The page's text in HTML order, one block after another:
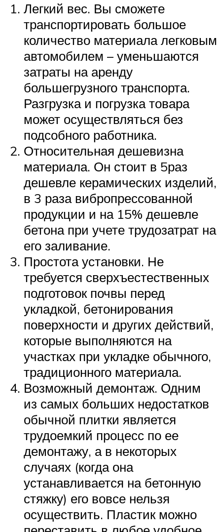
Легкий вес. Вы сможете
транспортировать большое
количество материала легковым
автомобилем – уменьшаются
затраты на аренду
большегрузного транспорта.
Разгрузка и погрузка товара
может осуществляться без
подсобного работника.
Относительная дешевизна
материала. Он стоит в 5раз
дешевле керамических изделий,
в 3 раза вибропрессованной
продукции и на 15% дешевле
бетона при учете трудозатрат на
его заливание.
Простота установки. Не
требуется сверхъестественных
подготовок почвы перед
укладкой, бетонирования
поверхности и других действий,
которые выполняются на
участках при укладке обычного,
традиционного материала.
Возможный демонтаж. Одним
из самых больших недостатков
обычной плитки является
трудоемкий процесс по ее
демонтажу, а в некоторых
случаях (когда она
устанавливается на бетонную
стяжку) его вовсе нельзя
осуществить. Пластик можно